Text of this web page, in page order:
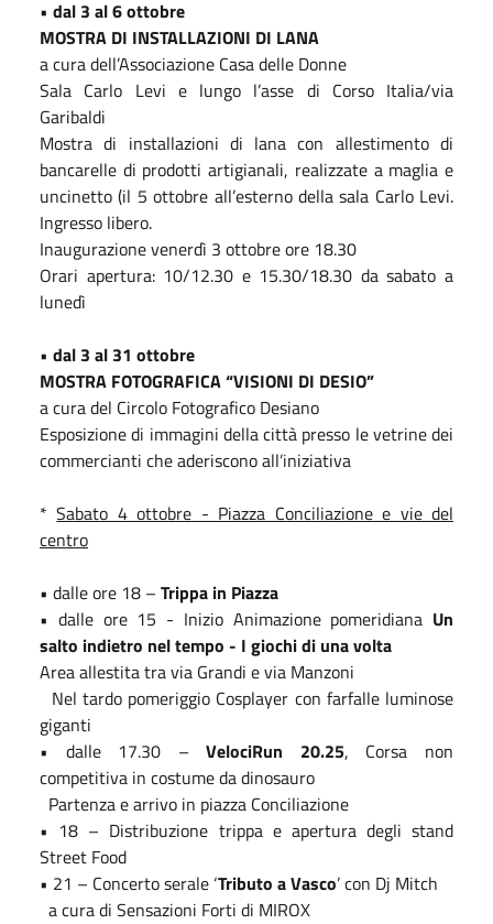
• dal 3 al 6 ottobre
MOSTRA DI INSTALLAZIONI DI LANA
a cura dell’Associazione Casa delle Donne
Sala Carlo Levi e lungo l’asse di Corso Italia/via
Garibaldi
Mostra di installazioni di lana con allestimento di
bancarelle di prodotti artigianali, realizzate a maglia e
uncinetto (il 5 ottobre all’esterno della sala Carlo Levi.
Ingresso libero.
Inaugurazione venerdì 3 ottobre ore 18.30
Orari apertura: 10/12.30 e 15.30/18.30 da sabato a
lunedì
• dal 3 al 31 ottobre
MOSTRA FOTOGRAFICA “VISIONI DI DESIO”
a cura del Circolo Fotografico Desiano
Esposizione di immagini della città presso le vetrine dei
commercianti che aderiscono all’iniziativa
*Sabato 4 ottobre - Piazza Conciliazione e vie del
centro
• dalle ore 18 – Trippa in Piazza
• dalle ore 15 - Inizio Animazione pomeridiana Un
salto indietro nel tempo - I giochi di una volta
Area allestita tra via Grandi e via Manzoni
Nel tardo pomeriggio Cosplayer con farfalle luminose
giganti
• dalle 17.30 –VelociRun 20.25, Corsa non
competitiva in costume da dinosauro
Partenza e arrivo in piazza Conciliazione
• 18 – Distribuzione trippa e apertura degli stand
Street Food
• 21 – Concerto serale ‘Tributo a Vasco’ con Dj Mitch
a cura di Sensazioni Forti di MIROX